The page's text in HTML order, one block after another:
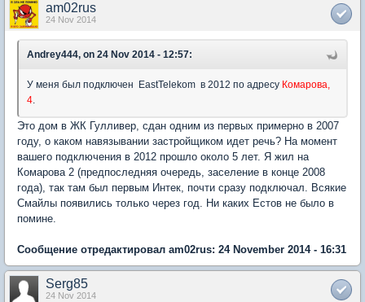
am02rus
24 Nov 2014
Andrey444, on 24 Nov 2014 - 12:57:
У меня был подключен EastTelekom в 2012 по адресу Комарова,
4.
Это дом в ЖК Гулливер, сдан одним из первых примерно в 2007
году, о каком навязывании застройщиком идет речь? На момент
вашего подключения в 2012 прошло около 5 лет. Я жил на
Комарова 2 (предпоследняя очередь, заселение в конце 2008
года), так там был первым Интек, почти сразу подключал. Всякие
Смайлы появились только через год. Ни каких Естов не было в
помине.
Сообщение отредактировал am02rus: 24 November 2014 - 16:31
Serg85
24 Nov 2014